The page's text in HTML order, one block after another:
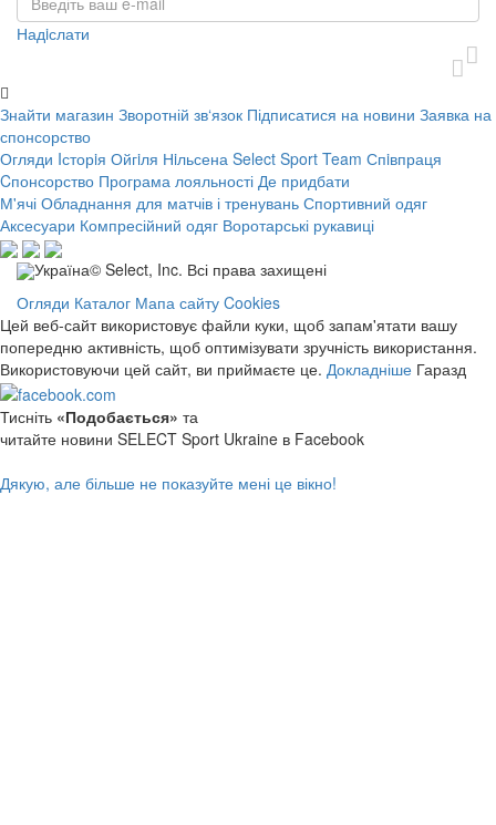
Надiслати
Знайти магазин Зворотній зв‘язок Підписатися на новини Заявка на
спонсорство
Огляди Iсторiя Ойгiля Нiльсена Select Sport Team Спiвпраця
Cпонсорство Програма лояльності Де придбати
М'ячі Обладнання для матчів і тренувань Спортивний одяг
Аксесуари Компресійний одяг Воротарські рукавиці
Україна© Select, Inc. Всі права захищені
Огляди Каталог Мапа сайту Cookies
Цей веб-сайт використовує файли куки, щоб запам'ятати вашу
попередню активність, щоб оптимізувати зручність використання.
Використовуючи цей сайт, ви приймаєте це. Докладніше Гаразд
Тисніть «Подобається» та
читайте новини SELECT Sport Ukraine в Facebook
Дякую, але більше не показуйте мені це вікно!